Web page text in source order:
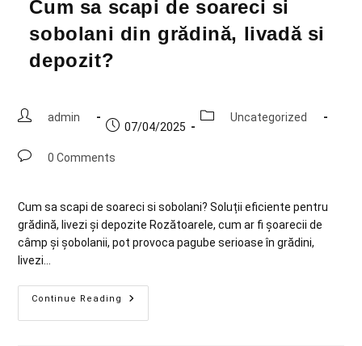
Cum sa scapi de soareci si
sobolani din grădină, livadă si
depozit?
admin
07/04/2025
Uncategorized
0 Comments
Cum sa scapi de soareci si sobolani? Soluții eficiente pentru
grădină, livezi și depozite Rozătoarele, cum ar fi șoarecii de
câmp și șobolanii, pot provoca pagube serioase în grădini,
livezi…
Continue Reading